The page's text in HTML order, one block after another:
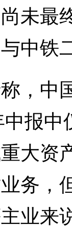
未最
中铁
中
报
大资
务，
业来